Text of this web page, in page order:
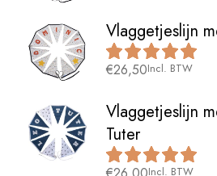
Vlaggetjeslijn
€26,50Incl. BTW
Vlaggetjeslijn
Tuter
Incl. BTW